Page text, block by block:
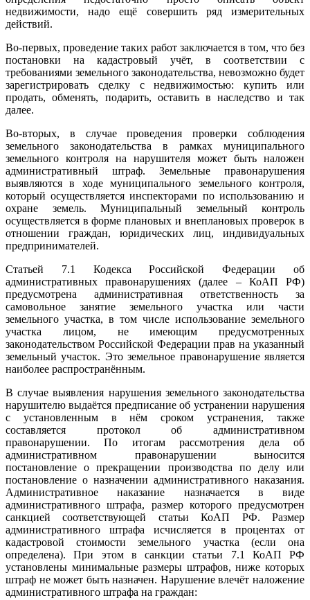
недвижимости, надо ещё совершить ряд измерительных
действий.
Во-первых, проведение таких работ заключается в том, что без
постановки на кадастровый учёт, в соответствии с
требованиями земельного законодательства, невозможно будет
зарегистрировать сделку с недвижимостью: купить или
продать, обменять, подарить, оставить в наследство и так
далее.
Во-вторых, в случае проведения проверки соблюдения
земельного законодательства в рамках муниципального
земельного контроля на нарушителя может быть наложен
административный штраф. Земельные правонарушения
выявляются в ходе муниципального земельного контроля,
который осуществляется инспекторами по использованию и
охране земель. Муниципальный земельный контроль
осуществляется в форме плановых и внеплановых проверок в
отношении граждан, юридических лиц, индивидуальных
предпринимателей.
Статьей 7.1 Кодекса Российской Федерации об
административных правонарушениях (далее – КоАП РФ)
предусмотрена административная ответственность за
самовольное занятие земельного участка или части
земельного участка, в том числе использование земельного
участка лицом, не имеющим предусмотренных
законодательством Российской Федерации прав на указанный
земельный участок. Это земельное правонарушение является
наиболее распространённым.
В случае выявления нарушения земельного законодательства
нарушителю выдаётся предписание об устранении нарушения
с установленным в нём сроком устранения, также
составляется протокол об административном
правонарушении. По итогам рассмотрения дела об
административном правонарушении выносится
постановление о прекращении производства по делу или
постановление о назначении административного наказания.
Административное наказание назначается в виде
административного штрафа, размер которого предусмотрен
санкцией соответствующей статьи КоАП РФ. Размер
административного штрафа исчисляется в процентах от
кадастровой стоимости земельного участка (если она
определена). При этом в санкции статьи 7.1 КоАП РФ
установлены минимальные размеры штрафов, ниже которых
штраф не может быть назначен. Нарушение влечёт наложение
административного штрафа на граждан: